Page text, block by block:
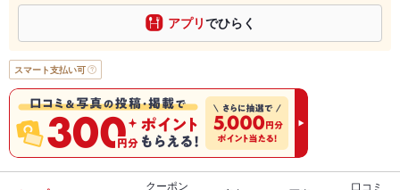
アプリでひらく
スマート支払い可
クーポン 口コミ